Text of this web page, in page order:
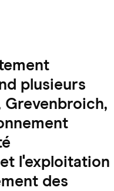
plusieurs
Grevenbroich,
l'exploitation
des